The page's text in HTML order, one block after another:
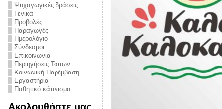
Ψυχαγωγικές δράσεις
Γενικά
Προβολές
Παραγωγές
Ημερολόγιο
Σύνδεσμοι
Επικοινωνία
Περιηγήσεις Τόπων
Κοινωνική Παρέμβαση
Εργαστήρια
Παθητικό κάπνισμα
Ακολουθήστε μας
από την
την ημέρα
και
στο
Πρόληψης